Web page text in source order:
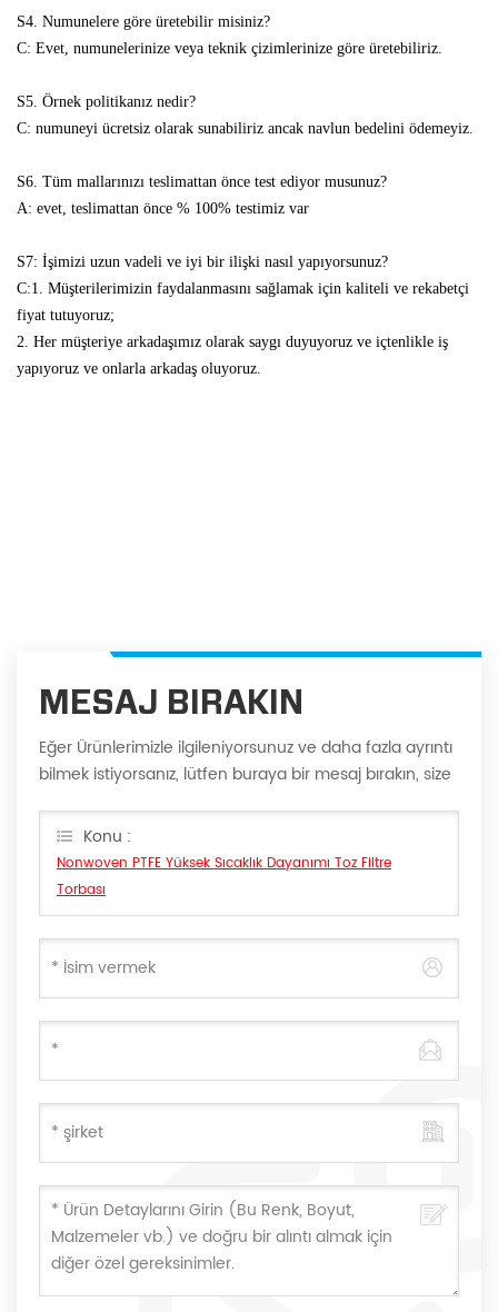
S4. Numunelere göre üretebilir misiniz?
C: Evet, numunelerinize veya teknik çizimlerinize göre üretebiliriz.
S5. Örnek politikanız nedir?
C: numuneyi ücretsiz olarak sunabiliriz ancak navlun bedelini ödemeyiz.
S6. Tüm mallarınızı teslimattan önce test ediyor musunuz?
A: evet, teslimattan önce % 100% testimiz var
S7: İşimizi uzun vadeli ve iyi bir ilişki nasıl yapıyorsunuz?
C:1. Müşterilerimizin faydalanmasını sağlamak için kaliteli ve rekabetçi
fiyat tutuyoruz;
2. Her müşteriye arkadaşımız olarak saygı duyuyoruz ve içtenlikle iş
yapıyoruz ve onlarla arkadaş oluyoruz.
MESAJ BIRAKIN
Eğer Ürünlerimizle ilgileniyorsunuz ve daha fazla ayrıntı
bilmek istiyorsanız, lütfen buraya bir mesaj bırakın, size
Konu :
Nonwoven PTFE Yüksek Sıcaklık Dayanımı Toz Filtre
Torbası